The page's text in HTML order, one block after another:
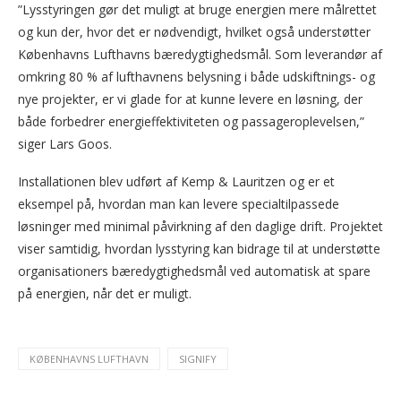
”Lysstyringen gør det muligt at bruge energien mere målrettet
og kun der, hvor det er nødvendigt, hvilket også understøtter
Københavns Lufthavns bæredygtighedsmål. Som leverandør af
omkring 80 % af lufthavnens belysning i både udskiftnings- og
nye projekter, er vi glade for at kunne levere en løsning, der
både forbedrer energieffektiviteten og passageroplevelsen,”
siger Lars Goos.
Installationen blev udført af Kemp & Lauritzen og er et
eksempel på, hvordan man kan levere specialtilpassede
løsninger med minimal påvirkning af den daglige drift. Projektet
viser samtidig, hvordan lysstyring kan bidrage til at understøtte
organisationers bæredygtighedsmål ved automatisk at spare
på energien, når det er muligt.
KØBENHAVNS LUFTHAVN SIGNIFY